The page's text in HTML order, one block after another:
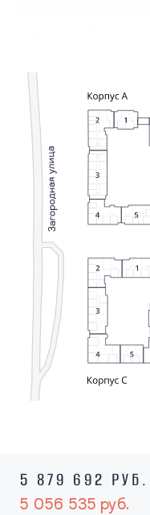
5 879 692 РУБ.
5 056 535 руб.